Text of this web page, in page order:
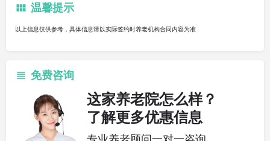
温馨提示
以上信息仅供参考，具体信息请以实际签约时养老机构合同内容为准
免费咨询
这家养老院怎么样？
了解更多优惠信息